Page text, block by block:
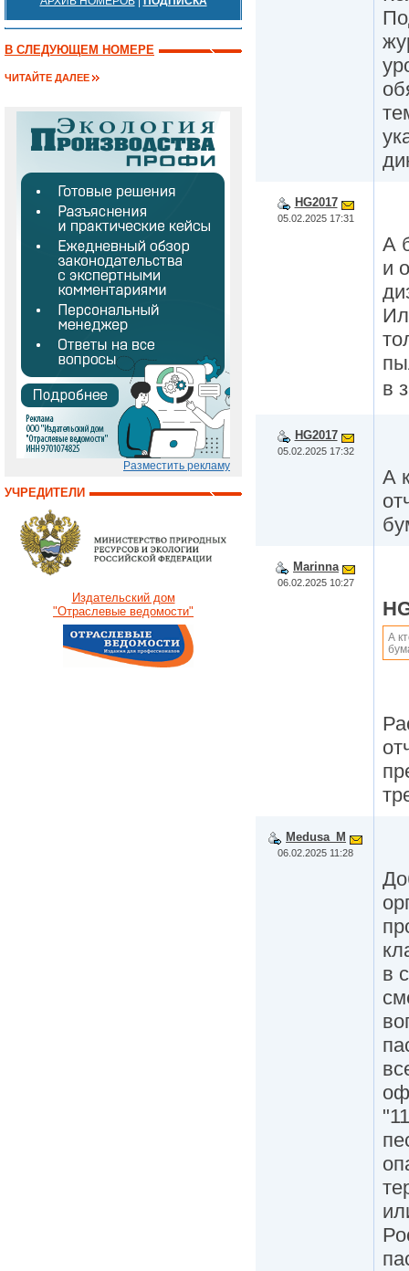
В СЛЕДУЮЩЕМ НОМЕРЕ
ЧИТАЙТЕ ДАЛЕЕ
Разместить рекламу
УЧРЕДИТЕЛИ
Издательский дом
"Отраслевые ведомости"
HG2017
05.02.2025 17:31
А
и
в
HG2017
05.02.2025 17:32
А
Marinna
06.02.2025 10:27
А
Medusa_M
06.02.2025 11:28
в